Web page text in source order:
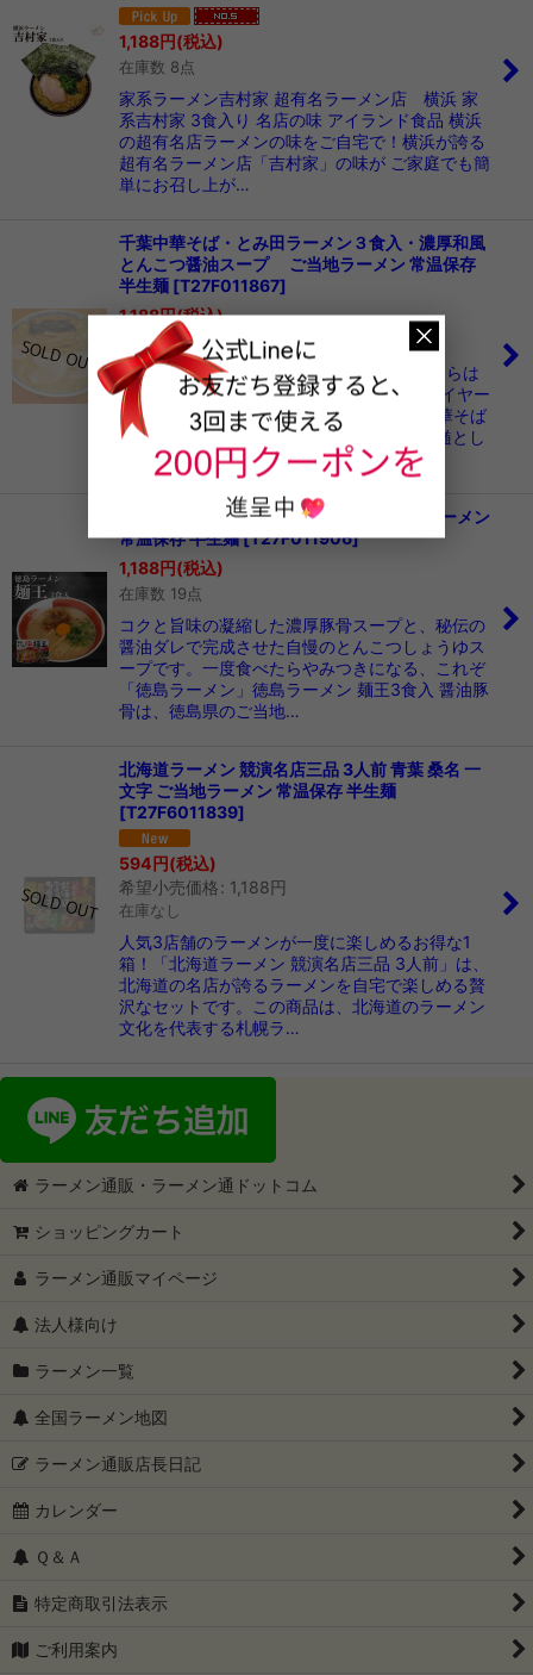
1,188円(税込)
在庫数 8点
家系ラーメン吉村家 超有名ラーメン店 横浜 家
系吉村家 3食入り 名店の味 アイランド食品 横浜
の超有名店ラーメンの味をご自宅で！横浜が誇る
超有名ラーメン店「吉村家」の味が ご家庭でも簡
単にお召し上が…
千葉中華そば・とみ田ラーメン３食入・濃厚和風
とんこつ醤油スープ ご当地ラーメン 常温保存
半生麺 [T27F011867]
1,188円(税込)
在庫なし
千葉中華そば・とみ田ラーメン３食入※こちらは
調理例です。 TOKYO1週間ラーメンオブザイヤー
とんこつ醤油部門最優秀賞受賞★千葉・中華そば
とみ田（３食入・ご当地ラーメン）豚骨の髄とし
っかりと時間をか…
徳島ラーメン 麺王3食入 醤油豚骨 ご当地ラーメン
常温保存 半生麺[T27F011906]
1,188円(税込)
在庫数 19点
コクと旨味の凝縮した濃厚豚骨スープと、秘伝の
醤油ダレで完成させた自慢のとんこつしょうゆス
ープです。一度食べたらやみつきになる、これぞ
「徳島ラーメン」徳島ラーメン 麺王3食入 醤油豚
骨は、徳島県のご当地…
北海道ラーメン 競演名店三品 3人前 青葉 桑名 一
文字 ご当地ラーメン 常温保存 半生麺
[T27F6011839]
594円(税込)
希望小売価格: 1,188円
在庫なし
人気3店舗のラーメンが一度に楽しめるお得な1
箱！「北海道ラーメン 競演名店三品 3人前」は、
北海道の名店が誇るラーメンを自宅で楽しめる贅
沢なセットです。この商品は、北海道のラーメン
文化を代表する札幌ラ…
ラーメン通販・ラーメン通ドットコム
ショッピングカート
ラーメン通販マイページ
法人様向け
ラーメン一覧
全国ラーメン地図
ラーメン通販店長日記
カレンダー
Ｑ＆Ａ
特定商取引法表示
ご利用案内